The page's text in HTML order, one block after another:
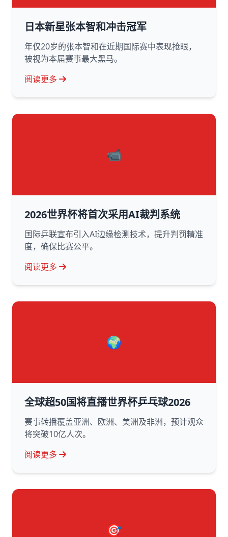
日本新星张本智和冲击冠军
年仅20岁的张本智和在近期国际赛中表现抢眼，
被视为本届赛事最大黑马。
阅读更多
📹
2026世界杯将首次采用AI裁判系统
国际乒联宣布引入AI边缘检测技术，提升判罚精准
度，确保比赛公平。
阅读更多
🌍
全球超50国将直播世界杯乒乓球2026
赛事转播覆盖亚洲、欧洲、美洲及非洲，预计观众
将突破10亿人次。
阅读更多
🎯